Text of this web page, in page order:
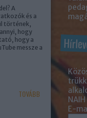
A
és a
történek,
hogy
hogy a
messze a
TOVÁBB
E-